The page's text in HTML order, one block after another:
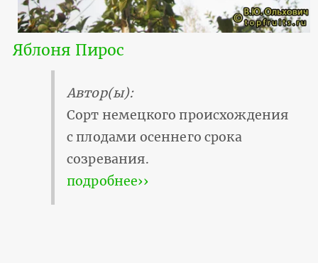
Яблоня Пирос
Автор(ы):
Сорт немецкого происхождения
с плодами осеннего срока
созревания.
подробнее››